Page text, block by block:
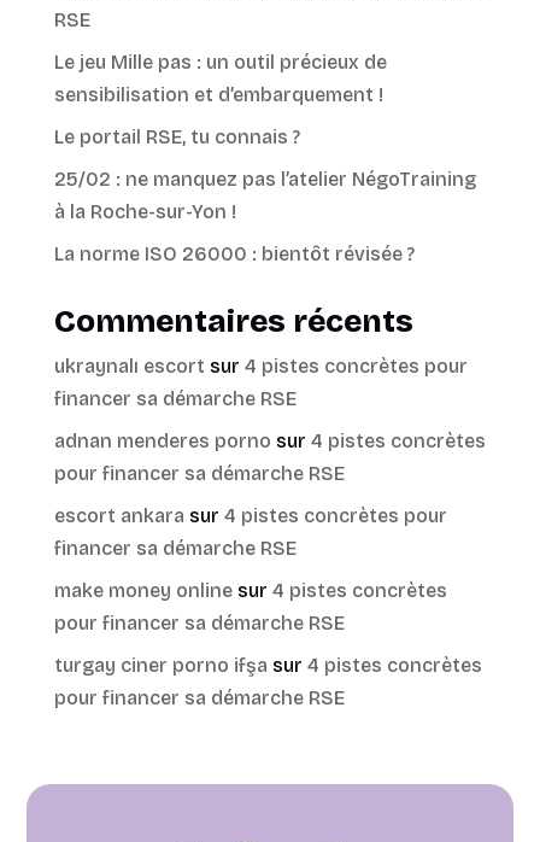
RSE
Le jeu Mille pas : un outil précieux de
sensibilisation et d’embarquement !
Le portail RSE, tu connais ?
25/02 : ne manquez pas l’atelier NégoTraining
à la Roche-sur-Yon !
La norme ISO 26000 : bientôt révisée ?
Commentaires récents
ukraynalı escort sur 4 pistes concrètes pour
financer sa démarche RSE
adnan menderes porno sur 4 pistes concrètes
pour financer sa démarche RSE
escort ankara sur 4 pistes concrètes pour
financer sa démarche RSE
make money onlinesur 4 pistes concrètes
pour financer sa démarche RSE
turgay ciner porno ifşa sur 4 pistes concrètes
pour financer sa démarche RSE